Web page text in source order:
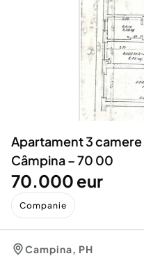
Animale de companie
Afaceri și
Inchiriere Bunuri si
Utilaje agricole si
Piese auto si accesorii
Dacia Duster
Apartament 3 camere
Câmpina – 70 00
70.000 eur
Companie
Campina, PH